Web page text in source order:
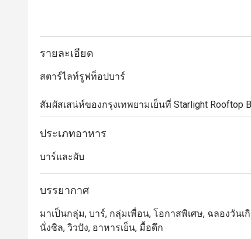
รายละเอียด
สตาร์ไลท์รูฟท็อปบาร์
สัมผัสเสน่ห์ของกรุงเทพยามเย็นที่ Starlight Rooftop
ค้นพบความลงตัวระหว่างชีวิตในเมืองอันคึกคักและ
Bar บนชั้นดาดฟ้าเหนือถนนสุรวงศ์ ที่นี่มอบวิวอันงดง
ดื่มด่ำไปกับค็อกเทลสูตรพิเศษที่ได้แรงบันดาลใจจา
สัณห์ สนธิ เมนูซิกเนเจอร์อย่าง Bangkok Night,
ไม่ว่าคุณจะต้องการนั่งชมพระอาทิตย์ตกดินหรือสัมผั
ประเภทอาหาร
บาร์และผับ
บรรยากาศ
มาเป็นกลุ่ม, บาร์, กลุ่มเพื่อน, โอกาสพิเศษ, ฉลองวันเ
นั่งชิล, วิวปัง, อาหารเย็น, มื้อดึก